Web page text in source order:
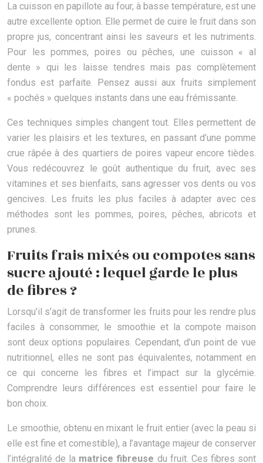
La cuisson en papillote au four, à basse température, est une
autre excellente option. Elle permet de cuire le fruit dans son
propre jus, concentrant ainsi les saveurs et les nutriments.
Pour les pommes, poires ou pêches, une cuisson « al
dente » qui les laisse tendres mais pas complètement
fondus est parfaite. Pensez aussi aux fruits simplement
« pochés » quelques instants dans une eau frémissante.
Ces techniques simples changent tout. Elles permettent de
varier les plaisirs et les textures, en passant d’une pomme
crue râpée à des quartiers de poires vapeur encore tièdes.
Vous redécouvrez le goût authentique du fruit, avec ses
vitamines et ses bienfaits, sans agresser vos dents ou vos
gencives. Les fruits les plus faciles à adapter avec ces
méthodes sont les pommes, poires, pêches, abricots et
prunes.
Fruits frais mixés ou compotes sans
sucre ajouté : lequel garde le plus
de fibres ?
Lorsqu’il s’agit de transformer les fruits pour les rendre plus
faciles à consommer, le smoothie et la compote maison
sont deux options populaires. Cependant, d’un point de vue
nutritionnel, elles ne sont pas équivalentes, notamment en
ce qui concerne les fibres et l’impact sur la glycémie.
Comprendre leurs différences est essentiel pour faire le
bon choix.
Le smoothie, obtenu en mixant le fruit entier (avec la peau si
elle est fine et comestible), a l’avantage majeur de conserver
l’intégralité de la matrice fibreuse du fruit. Ces fibres sont